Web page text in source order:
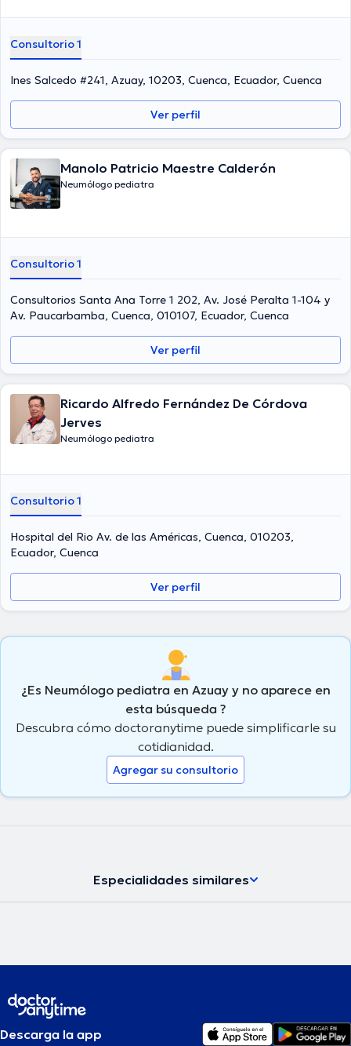
Consultorio 1
Ines Salcedo #241, Azuay, 10203, Cuenca, Ecuador, Cuenca
Ver perfil
Manolo Patricio Maestre Calderón
Neumólogo pediatra
Consultorio 1
Consultorios Santa Ana Torre 1 202, Av. José Peralta 1-104 y
Av. Paucarbamba, Cuenca, 010107, Ecuador, Cuenca
Ver perfil
Ricardo Alfredo Fernández De Córdova
Jerves
Neumólogo pediatra
Consultorio 1
Hospital del Rio Av. de las Américas, Cuenca, 010203,
Ecuador, Cuenca
Ver perfil
¿Es Neumólogo pediatra en Azuay y no aparece en
esta búsqueda ?
Descubra cómo doctoranytime puede simplificarle su
cotidianidad.
Agregar su consultorio
Especialidades similares
Descarga la app